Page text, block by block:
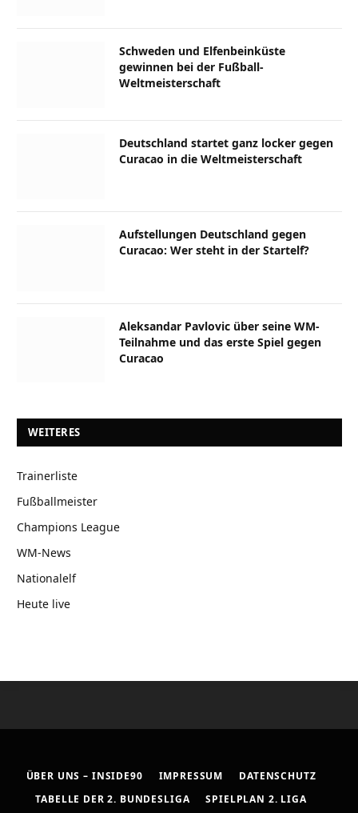
Schweden und Elfenbeinküste
gewinnen bei der Fußball-
Weltmeisterschaft
Deutschland startet ganz locker gegen
Curacao in die Weltmeisterschaft
Aufstellungen Deutschland gegen
Curacao: Wer steht in der Startelf?
Aleksandar Pavlovic über seine WM-
Teilnahme und das erste Spiel gegen
Curacao
WEITERES
Trainerliste
Fußballmeister
Champions League
WM-News
Nationalelf
Heute live
ÜBER UNS – INSIDE90 IMPRESSUM
DATENSCHUTZ
TABELLE DER 2. BUNDESLIGA
SPIELPLAN 2. LIGA